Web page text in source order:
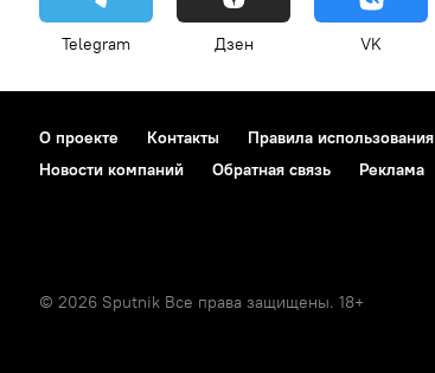
Telegram Дзен VK
О проекте Контакты Правила использования
Новости компаний
Обратная связь Реклама
© 2026 Sputnik Все права защищены. 18+